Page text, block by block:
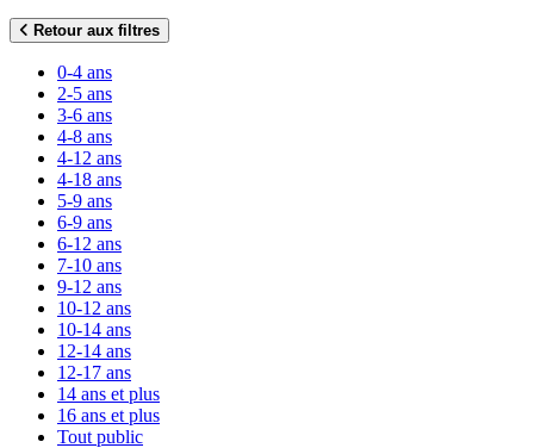
Retour aux filtres
0-4 ans
2-5 ans
3-6 ans
4-8 ans
4-12 ans
4-18 ans
5-9 ans
6-9 ans
6-12 ans
7-10 ans
9-12 ans
10-12 ans
10-14 ans
12-14 ans
12-17 ans
14 ans et plus
16 ans et plus
Tout public